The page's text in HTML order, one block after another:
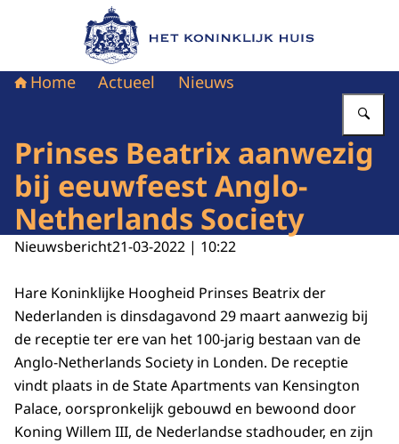
Naar de homepage van Het Koninklijk Huis
Home Actueel Nieuws
Prinses Beatrix aanwezig
bij eeuwfeest Anglo-
Netherlands Society
Nieuwsbericht21-03-2022 | 10:22
Hare Koninklijke Hoogheid Prinses Beatrix der
Nederlanden is dinsdagavond 29 maart aanwezig bij
de receptie ter ere van het 100-jarig bestaan van de
Anglo-Netherlands Society in Londen. De receptie
vindt plaats in de State Apartments van Kensington
Palace, oorspronkelijk gebouwd en bewoond door
Koning Willem III, de Nederlandse stadhouder, en zijn